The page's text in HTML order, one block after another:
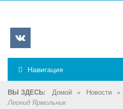
Навигация
ВЫ ЗДЕСЬ: Домой » Новости »
Леонид Ярмольник